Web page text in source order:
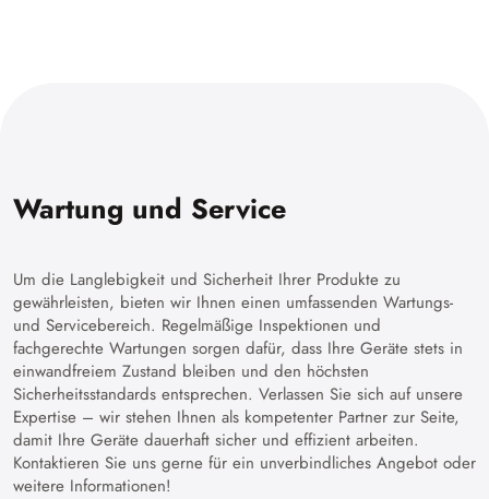
Wartung und Service
Um die Langlebigkeit und Sicherheit Ihrer Produkte zu
gewährleisten, bieten wir Ihnen einen umfassenden Wartungs-
und Servicebereich. Regelmäßige Inspektionen und
fachgerechte Wartungen sorgen dafür, dass Ihre Geräte stets in
einwandfreiem Zustand bleiben und den höchsten
Sicherheitsstandards entsprechen. Verlassen Sie sich auf unsere
Expertise – wir stehen Ihnen als kompetenter Partner zur Seite,
damit Ihre Geräte dauerhaft sicher und effizient arbeiten.
Kontaktieren Sie uns gerne für ein unverbindliches Angebot oder
weitere Informationen!